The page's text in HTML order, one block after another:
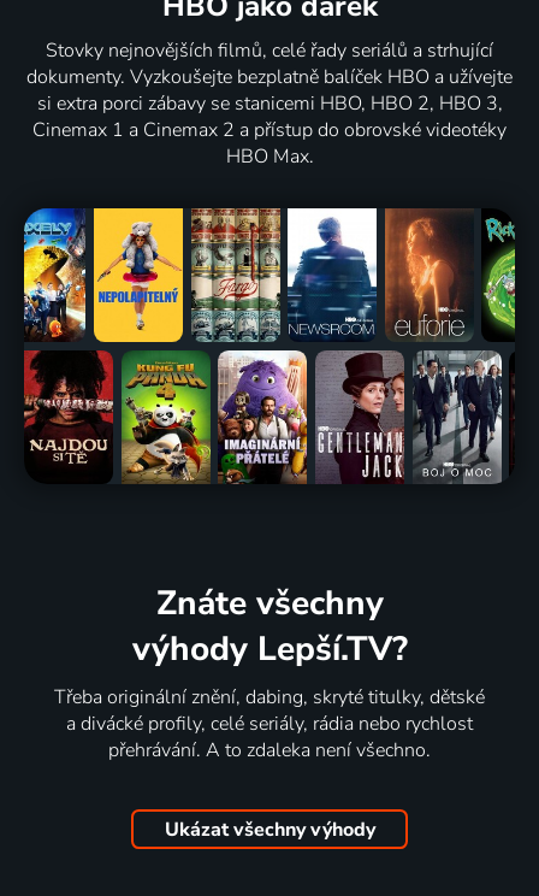
Stovky nejnovějších filmů, celé řady seriálů a strhující
dokumenty. Vyzkoušejte bezplatně balíček HBO a užívejte
si extra porci zábavy se stanicemi HBO, HBO 2, HBO 3,
Cinemax 1 a Cinemax 2 a přístup do obrovské videotéky
HBO Max.
Znáte všechny
výhody Lepší.TV?
Třeba originální znění, dabing, skryté titulky, dětské
a divácké profily, celé seriály, rádia nebo rychlost
přehrávání. A to zdaleka není všechno.
Ukázat všechny výhody